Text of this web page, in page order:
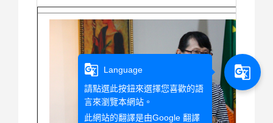
g_translate
Language
請點選此按鈕來選擇您喜歡的語
言來瀏覽本網站。
此網站的翻譯是由Google 翻譯
g_translate